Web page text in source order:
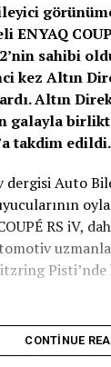
ENYAQ
sahibi
kez Altın
Altın
birlikte
takdim edildi.
Auto
RS iV,
Pisti’nde
47 otomotiv
için
CONTINUE